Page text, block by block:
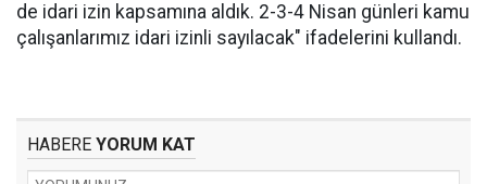
de idari izin kapsamına aldık. 2-3-4 Nisan günleri kamu
çalışanlarımız idari izinli sayılacak" ifadelerini kullandı.
HABERE YORUM KAT